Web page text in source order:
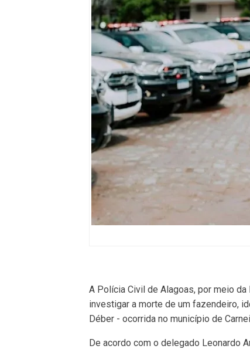
A Polícia Civil de Alagoas, por meio
investigar a morte de um fazendeiro,
Déber - ocorrida no município de
De acordo com o delegado Leonardo